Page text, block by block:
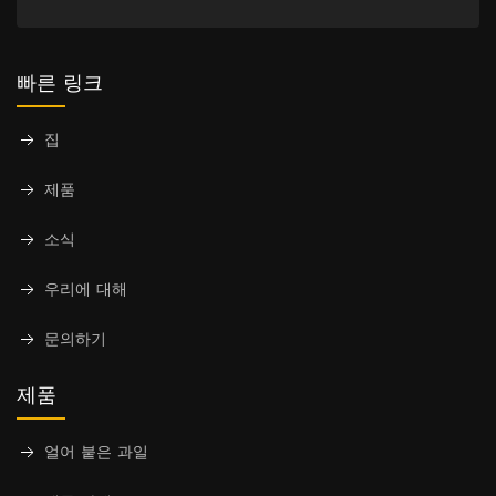
빠른 링크
집
제품
소식
우리에 대해
문의하기
제품
얼어 붙은 과일